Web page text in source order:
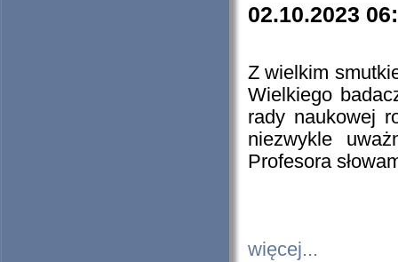
02.10.2023
Z wielkim
Wielkiego
rady naukowej
niezwykle
Profesora
więcej...